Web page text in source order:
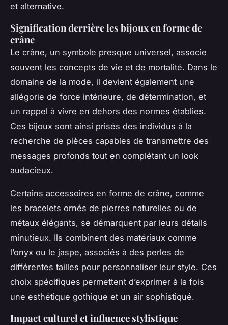
et alternative.
Signification derrière les bijoux en forme de
crâne
Le crâne, un symbole presque universel, associe
souvent les concepts de vie et de mortalité. Dans le
domaine de la mode, il devient également une
allégorie de force intérieure, de détermination, et
un rappel à vivre en dehors des normes établies.
Ces bijoux sont ainsi prisés des individus à la
recherche de pièces capables de transmettre des
messages profonds tout en complétant un look
audacieux.
Certains accessoires en forme de crâne, comme
les bracelets ornés de pierres naturelles ou de
métaux élégants, se démarquent par leurs détails
minutieux. Ils combinent des matériaux comme
l’onyx ou le jaspe, associés à des perles de
différentes tailles pour personnaliser leur style. Ces
choix spécifiques permettent d’exprimer à la fois
une esthétique gothique et un air sophistiqué.
Impact culturel et influence stylistique